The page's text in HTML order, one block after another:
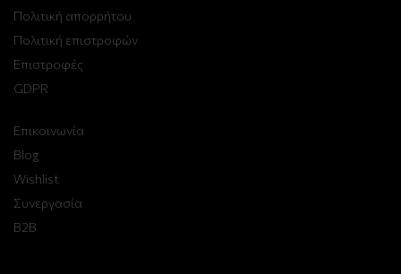
Πολιτική απορρήτου
Πολιτική επιστροφών
Επιστροφές
GDPR
Επικοινωνία
Blog
Wishlist
Συνεργασία
B2B